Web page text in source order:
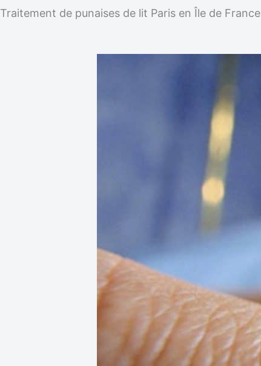
Traitement de punaises de lit Paris en Île de France